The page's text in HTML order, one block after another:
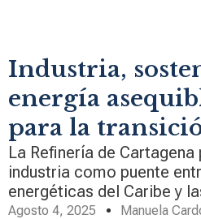
Industria,
energía
para la
La Refinería de
industria como puente
energéticas del Caribe y
Agosto 4, 2025 Manuela